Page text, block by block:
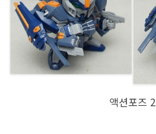
액션포즈 2